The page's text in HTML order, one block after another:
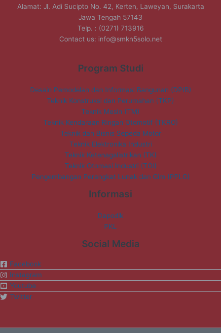
Alamat: Jl. Adi Sucipto No. 42, Kerten, Laweyan, Surakarta
Jawa Tengah 57143
Telp. : (0271) 713916
Contact us: info@smkn5solo.net
Program Studi
Desain Pemodelan dan Informasi Bangunan (DPIB)
Teknik Konstruksi dan Perumahan (TKP)
Teknik Mesin (TM)
Teknik Kendaraan Ringan Otomotif (TKRO)
Teknik dan Bisnis Sepeda Motor
Teknik Elektronika Industri
Teknik Ketenagalistrikan (TK)
Teknik Otomasi Industri (TOI)
Pengembangan Perangkat Lunak dan Gim (PPLG)
Informasi
Dapodik
PKL
Social Media
Facebook
Instagram
Youtube
Twitter